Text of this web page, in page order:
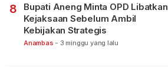
8
Bupati Aneng Minta OPD Libatkan
Kejaksaan Sebelum Ambil
Kebijakan Strategis
Anambas - 3 minggu yang lalu